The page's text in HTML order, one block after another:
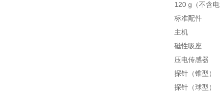
120 g（不含
标准配件
主机
磁性吸座
压电传感器
探针（锥型）
探针（球型）